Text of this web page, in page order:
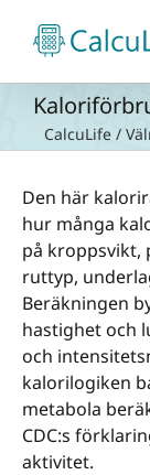
innehållet
CalcuLife /
Den här
hur många
på kroppsvikt,
ruttyp,
Beräkningen
hastighet och
och
kalorilogiken
metabola
CDC:s
aktivitet.